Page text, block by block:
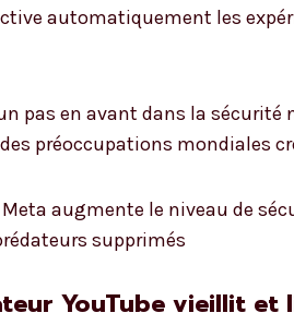
automatiquement les
pas en avant dans la
préoccupations mondiales
Meta augmente le niveau de
supprimés
YouTube vieillit